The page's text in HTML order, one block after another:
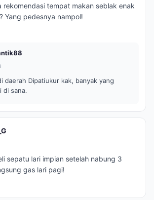
rekomendasi tempat makan seblak enak
Yang pedesnya nampol!
daerah Dipatiukur kak, banyak yang
di sana.
sepatu lari impian setelah nabung 3
gas lari pagi!